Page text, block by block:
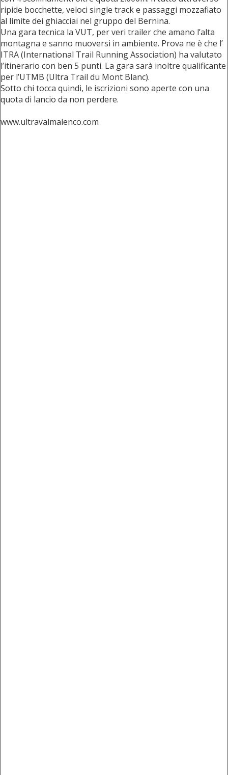
ripide bocchette, veloci single track e passaggi mozzafiato
al limite dei ghiacciai nel gruppo del Bernina.
Una gara tecnica la VUT, per veri trailer che amano l’alta
montagna e sanno muoversi in ambiente. Prova ne è che l’
ITRA (International Trail Running Association) ha valutato
l’itinerario con ben 5 punti. La gara sarà inoltre qualificante
per l’UTMB (Ultra Trail du Mont Blanc).
Sotto chi tocca quindi, le iscrizioni sono aperte con una
quota di lancio da non perdere.
www.ultravalmalenco.com